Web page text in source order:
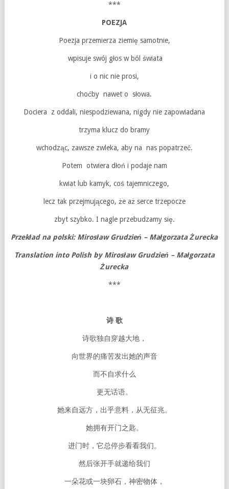
***
POEZJA
Poezja przemierza ziemię samotnie,
wpisuje swój głos w ból świata
i o nic nie prosi,
choćby nawet o słowa.
Dociera z oddali, niespodziewana, nigdy nie zapowiadana
trzyma klucz do bramy
wchodząc, zawsze zwleka, aby na nas popatrzeć.
Potem otwiera dłoń i podaje nam
kwiat lub kamyk, coś tajemniczego,
lecz tak przejmującego, że aż serce trzepocze
zbyt szybko. I nagle przebudzamy się.
Przekład na polski: Mirosław Grudzień –Małgorzata Żurecka
Translation into Polish byMirosław Grudzień –Małgorzata
Żurecka
***
诗 歌
诗歌独自穿越大地，
向世界的痛苦发出她的声音
而不自求什么
更无话语。
她来自远方，出乎意料，从无征兆。
她拥有开门之匙。
进门时，它总停步看看我们。
然后张开手就递给我们
一朵花或一块卵石，神密物体，